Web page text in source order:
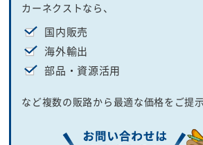
カーネクストなら、
国内販売
海外輸出
部品・資源活用
など複数の販路から最適な価格をご提